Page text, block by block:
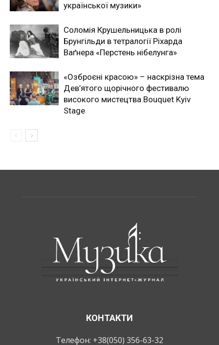
української музики»
Соломія Крушельницька в ролі
Брунгільди в тетралогії Ріхарда
Ваґнера «Перстень нібелунга»
«Озброєні красою» – наскрізна тема
Дев’ятого щорічного фестивалю
високого мистецтва Bouquet Kyiv
Stage
КОНТАКТИ
Телефон: +38(050) 356-63-32